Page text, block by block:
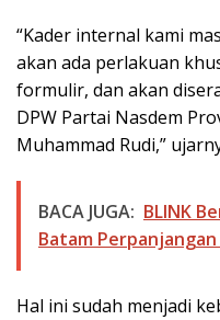
“Kader internal kami
akan ada perlakuan
formulir, dan akan
DPW Partai Nasdem
Muhammad Rudi,”
BACA JUGA: BLINK
Batam Perpanjangan
Hal ini sudah menjadi